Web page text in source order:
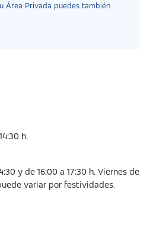
Área Privada puedes también
h.
y de 16:00 a 17:30 h. Viernes de
variar por festividades.